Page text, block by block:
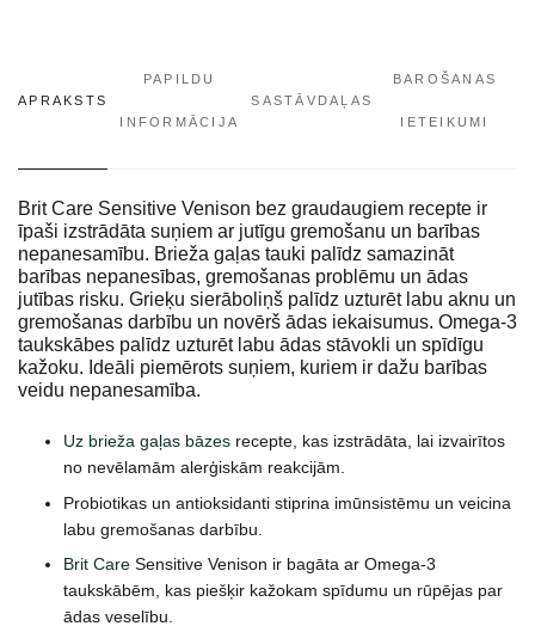
APRAKSTS
PAPILDU
INFORMĀCIJA
SASTĀVDAĻAS
BAROŠANAS
IETEIKUMI
Brit Care Sensitive Venison bez graudaugiem recepte ir
īpaši izstrādāta suņiem ar jutīgu gremošanu un barības
nepanesamību. Brieža gaļas tauki palīdz samazināt
barības nepanesības, gremošanas problēmu un ādas
jutības risku. Grieķu sierāboliņš palīdz uzturēt labu aknu un
gremošanas darbību un novērš ādas iekaisumus. Omega-3
taukskābes palīdz uzturēt labu ādas stāvokli un spīdīgu
kažoku. Ideāli piemērots suņiem, kuriem ir dažu barības
veidu nepanesamība.
Uz brieža gaļas bāzesrecepte, kas izstrādāta, lai izvairītos
no nevēlamām alerģiskām reakcijām.
Probiotikas un antioksidanti stiprina imūnsistēmu un veicina
labu gremošanas darbību.
Brit CareSensitive Venison ir bagāta ar Omega-3
taukskābēm, kas piešķir kažokam spīdumu un rūpējas par
ādas veselību.